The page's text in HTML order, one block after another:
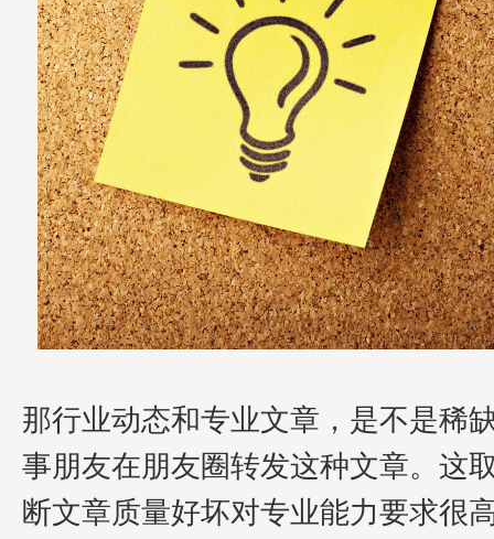
那行业动态和专业文章，是不是稀
事朋友在朋友圈转发这种文章。这
断文章质量好坏对专业能力要求很